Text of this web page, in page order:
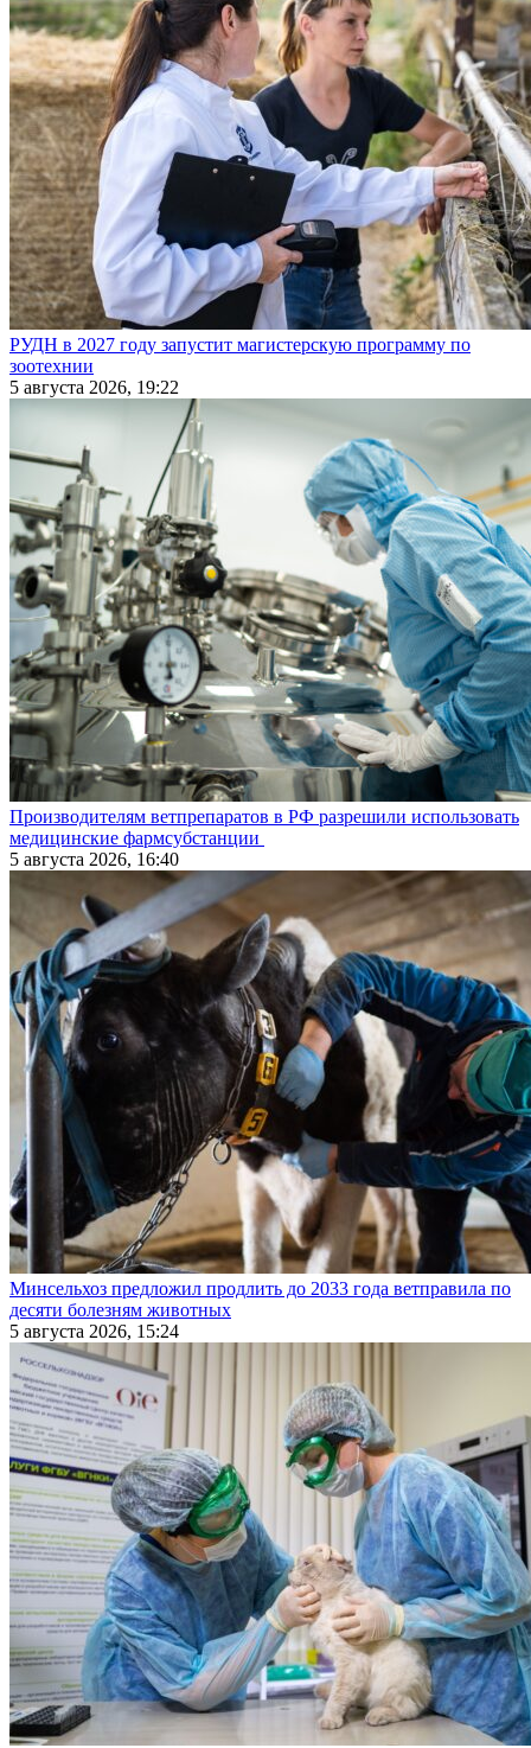
РУДН в 2027 году запустит магистерскую программу по
зоотехнии
5 августа 2026, 19:22
Производителям ветпрепаратов в РФ разрешили использовать
медицинские фармсубстанции
5 августа 2026, 16:40
Минсельхоз предложил продлить до 2033 года ветправила по
десяти болезням животных
5 августа 2026, 15:24